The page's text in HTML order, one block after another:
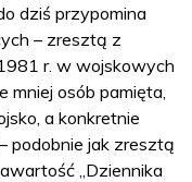
dziś przypomina
– zresztą z
r. w wojskowych
mniej osób pamięta,
a konkretnie
podobnie jak zresztą
„Dziennika